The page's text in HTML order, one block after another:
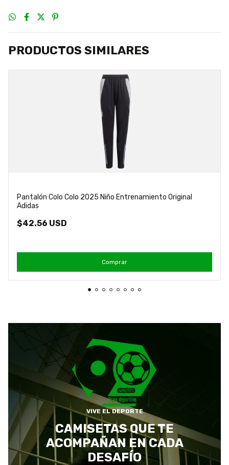
PRODUCTOS SIMILARES
Pantalón Colo Colo 2025 Niño Entrenamiento Original
Adidas
$42.56 USD
Comprar
VIVE EL DEPORTE
CAMISETAS QUE TE
ACOMPAÑAN EN CADA
DESAFÍO